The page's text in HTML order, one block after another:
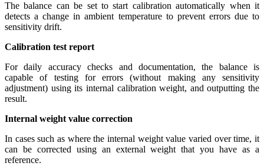
The balance can be set to start calibration automatically when it
detects a change in ambient temperature to prevent errors due to
sensitivity drift.
Calibration test report
For daily accuracy checks and documentation, the balance is
capable of testing for errors (without making any sensitivity
adjustment) using its internal calibration weight, and outputting the
result.
Internal weight value correction
In cases such as where the internal weight value varied over time, it
can be corrected using an external weight that you have as a
reference.